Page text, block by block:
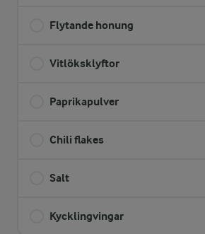
Flytande honung
Vitlöksklyftor
Paprikapulver
Chili flakes
Salt
Kycklingvingar